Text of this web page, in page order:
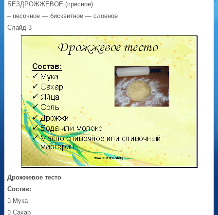
БЕЗДРОЖЖЕВОЕ (пресное)
– песочное — бисквитное — слоеное
Слайд 3
Дрожжевое тесто
Состав:
ü Мука
ü Сахар